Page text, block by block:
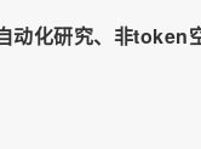
化研究、非token